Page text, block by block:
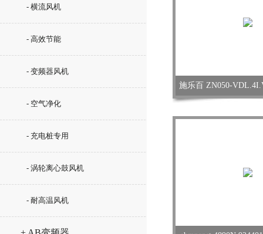
- 横流风机
- 高效节能
- 变频器风机
- 空气净化
- 充电桩专用
- 涡轮离心鼓风机
- 耐高温风机
施乐百 ZN050-